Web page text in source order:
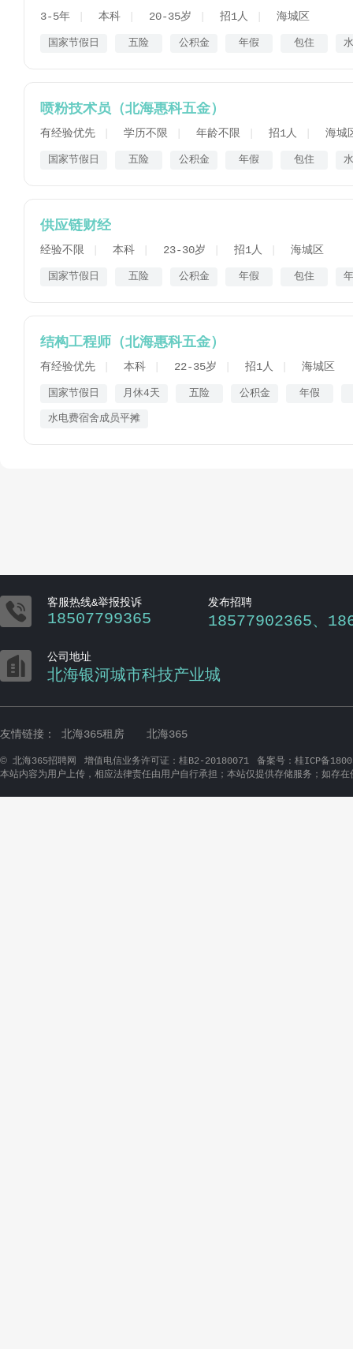
3-5年 本科 20-35岁 招1人 海城区
国家节假日 五险 公积金 年假 包住
喷粉技术员（北海惠科五金）
有经验优先 学历不限 年龄不限 招1人 海城
国家节假日 五险 公积金 年假 包住
供应链财经
经验不限 本科 23-30岁 招1人 海城区
国家节假日 五险 公积金 年假 包住
结构工程师（北海惠科五金）
有经验优先 本科 22-35岁 招1人 海城区
国家节假日 月休4天 五险 公积金 年假
水电费宿舍成员平摊
 客服热线&举报投诉
18507799365
发布招聘
18577902365、
 公司地址
北海银河城市科技产业城
友情链接： 北海365租房 北海365
© 北海365招聘网 增值电信业务许可证：桂B2-20180071
备案号：桂ICP备
本站内容为用户上传，相应法律责任由用户自行承担；本站仅提供存储服务；如存